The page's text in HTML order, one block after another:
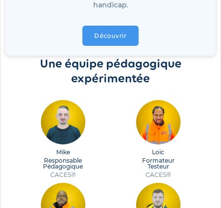
handicap.
Découvrir
Une équipe pédagogique
expérimentée
Mike
Responsable
Pédagogique
CACES®
Loïc
Formateur
Testeur
CACES®